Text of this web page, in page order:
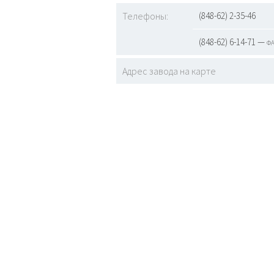
Телефоны: (848-62) 2-35-46
(848-62) 6-14-71 —
Адрес завода на карте